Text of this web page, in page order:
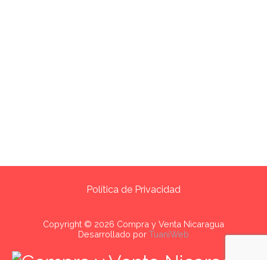
Política de Privacidad
Copyright © 2026 Compra y Venta Nicaragua
Desarrollado por TuaniWeb